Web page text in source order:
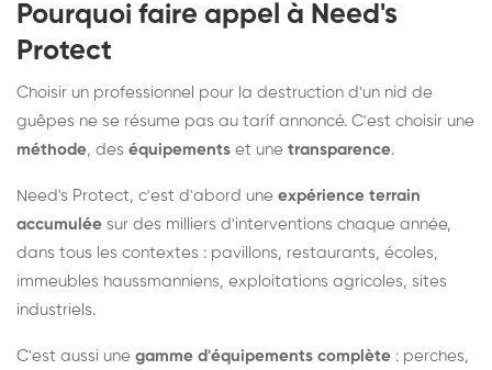
Pourquoi faire appel à Need's
Protect
Choisir un professionnel pour la destruction d'un nid de
guêpes ne se résume pas au tarif annoncé. C'est choisir une
méthode, des équipements et une transparence.
Need's Protect, c'est d'abord une expérience terrain
accumulée sur des milliers d'interventions chaque année,
dans tous les contextes : pavillons, restaurants, écoles,
immeubles haussmanniens, exploitations agricoles, sites
industriels.
C'est aussi une gamme d'équipements complète : perches,